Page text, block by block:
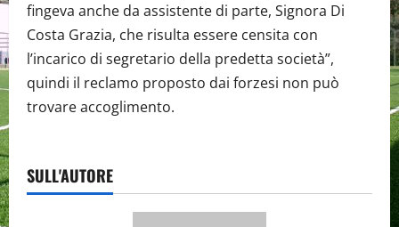
fingeva anche da assistente di parte, Signora Di
Costa Grazia, che risulta essere censita con
l’incarico di segretario della predetta società”,
quindi il reclamo proposto dai forzesi non può
trovare accoglimento.
SULL'AUTORE